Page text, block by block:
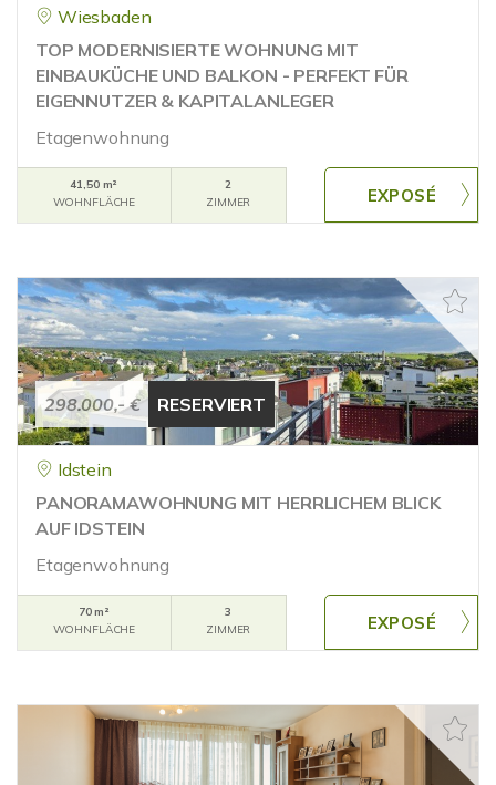
Wiesbaden
TOP MODERNISIERTE WOHNUNG MIT
EINBAUKÜCHE UND BALKON - PERFEKT FÜR
EIGENNUTZER & KAPITALANLEGER
Etagenwohnung
41,50 m²
WOHNFLÄCHE
2
ZIMMER
298.000,- € RESERVIERT
Idstein
PANORAMAWOHNUNG MIT HERRLICHEM BLICK
AUF IDSTEIN
Etagenwohnung
70 m²
WOHNFLÄCHE
3
ZIMMER